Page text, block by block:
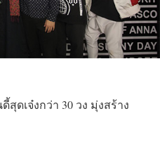
ดเจ๋งกว่า 30 วง มุ่งสร้าง